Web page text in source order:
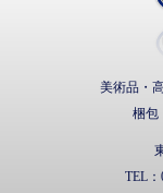
美術品・
梱包
TEL：